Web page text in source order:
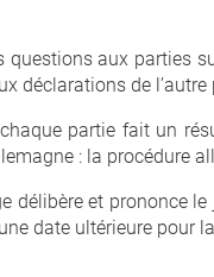
questions aux parties
déclarations de l’autre
partie fait un
: la procédure
délibère et prononce
date ultérieure pour